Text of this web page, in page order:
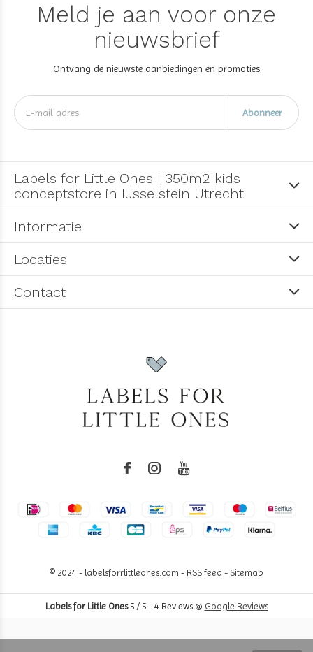
Meld je aan voor onze
nieuwsbrief
Ontvang de nieuwste aanbiedingen en promoties
Abonneer
Labels for Little Ones | 350m2 kids
conceptstore in IJsselstein Utrecht
Informatie
Locaties
Contact
© 2024 - labelsforrlittleones.com - RSS feed - Sitemap
Labels for Little Ones5 / 5 - 4 Reviews @ Google Reviews